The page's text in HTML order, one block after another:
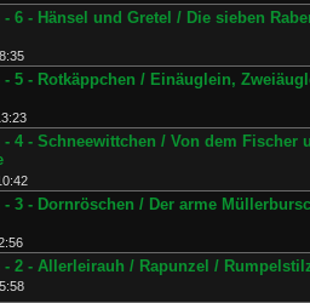
6 - Hänsel und Gretel / Die sieben
5 - Rotkäppchen / Einäuglein,
4 - Schneewittchen / Von dem Fischer
3 - Dornröschen / Der arme
2 - Allerleirauh / Rapunzel /